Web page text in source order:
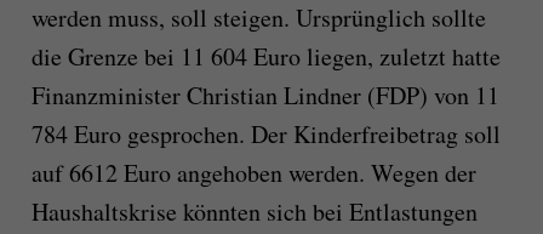
werden muss, soll steigen. Ursprünglich sollte
die Grenze bei 11 604 Euro liegen, zuletzt hatte
Finanzminister Christian Lindner (FDP) von 11
784 Euro gesprochen. Der Kinderfreibetrag soll
auf 6612 Euro angehoben werden. Wegen der
Haushaltskrise könnten sich bei Entlastungen